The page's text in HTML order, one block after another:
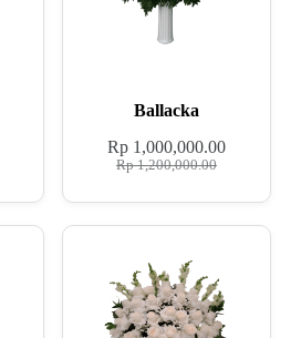
Ballacka
Rp1,200,000.00
Rp 1,000,000.00